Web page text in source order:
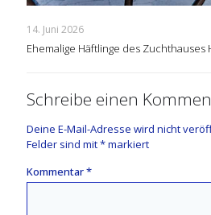
14. Juni 2026
Ehemalige Häftlinge des Zuchthauses
Schreibe einen
Deine E-Mail-Adresse wird nicht
Felder sind mit*markiert
Kommentar*